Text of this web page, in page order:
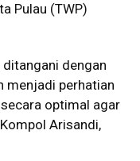
Pulau (TWP)
ditangani dengan
menjadi perhatian
optimal agar
Arisandi,